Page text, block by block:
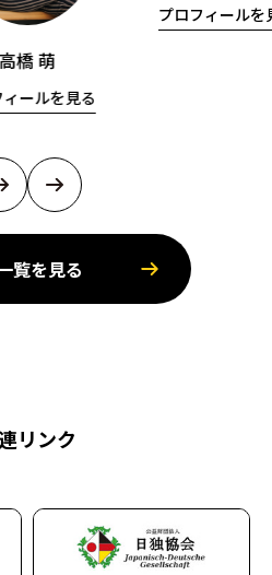
高橋 萌
ールを見る
プロフィールを
覧を見る
リンク